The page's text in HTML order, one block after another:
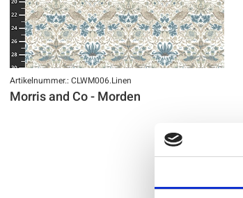
Artikelnummer.: CLWM006.Linen
Morris and Co - Morden